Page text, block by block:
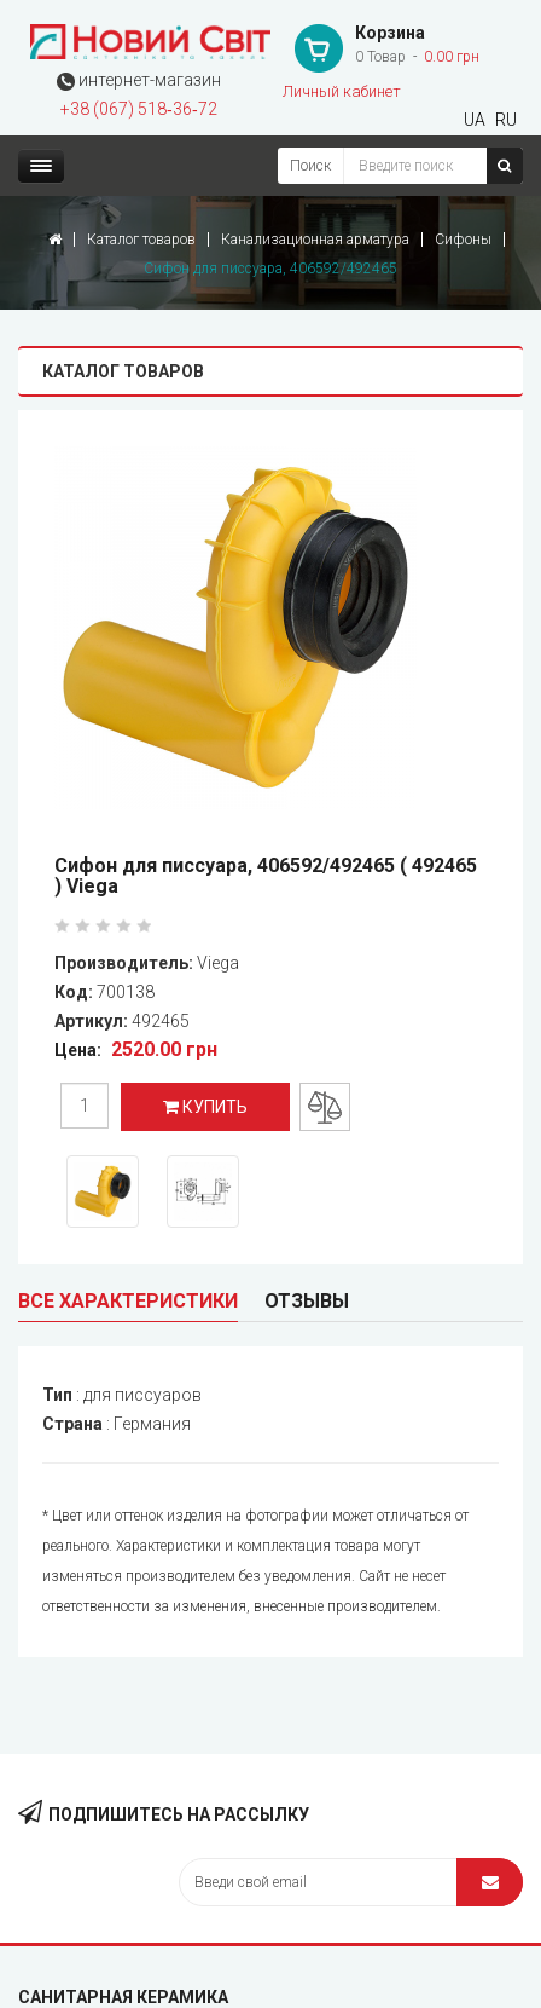
интернет-магазин
+38 (067) 518‑36‑72
Корзина
0 Товар 0.00 грн
Личный кабинет
UA RU
Поиск
Каталог товаров Канализационная арматура
Сифоны
Сифон для писсуара, 406592/492465
КАТАЛОГ ТОВАРОВ
Сифон для писсуара, 406592/492465 ( 492465
) Viega
Производитель: Viega
Код: 700138
Артикул: 492465
Цена:
2520.00 грн
КУПИТЬ
ВСЕ ХАРАКТЕРИСТИКИ ОТЗЫВЫ
Тип : для писсуаров
Страна : Германия
* Цвет или оттенок изделия на фотографии может отличаться от
реального. Характеристики и комплектация товара могут
изменяться производителем без уведомления. Сайт не несет
ответственности за изменения, внесенные производителем.
ПОДПИШИТЕСЬ НА РАССЫЛКУ
САНИТАРНАЯ КЕРАМИКА